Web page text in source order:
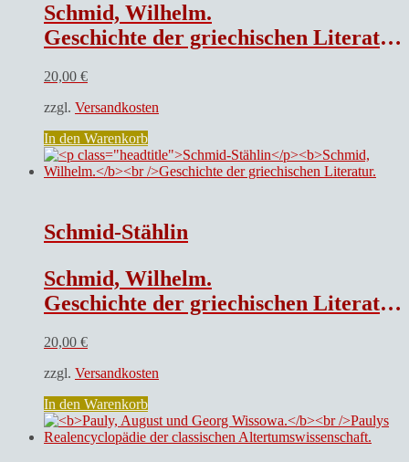
Schmid, Wilhelm.
Geschichte der griechischen Literatur.
20,00 €
zzgl. Versandkosten
In den Warenkorb
Schmid-Stählin
Schmid, Wilhelm.
Geschichte der griechischen Literatur.
20,00 €
zzgl. Versandkosten
In den Warenkorb